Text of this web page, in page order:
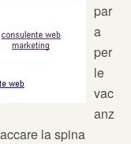
par
a
per
le
vac
anz
la spina